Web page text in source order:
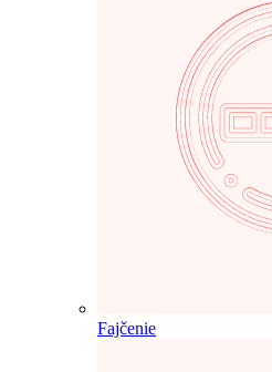
Fajčenie